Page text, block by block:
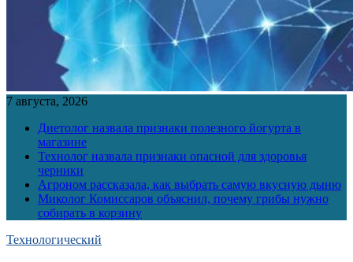
7 августа, 2026
Диетолог назвала признаки полезного йогурта в
магазине
Технолог назвала признаки опасной для здоровья
черники
Агроном рассказала, как выбрать самую вкусную дыню
Миколог Комиссаров объяснил, почему грибы нужно
собирать в корзину
Технологический